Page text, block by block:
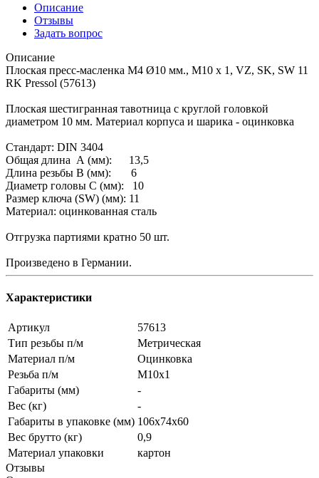
Описание
Отзывы
Задать вопрос
Описание
Плоская пресс-масленка М4 Ø10 мм., M10 x 1, VZ, SK, SW 11
RK Pressol (57613)
Плоская шестигранная тавотница с круглой головкой
диаметром 10 мм. Материал корпуса и шарика - оцинковка
Стандарт: DIN 3404
Общая длина А (мм): 13,5
Длина резьбы В (мм): 6
Диаметр головы С (мм): 10
Размер ключа (SW) (мм): 11
Материал: оцинкованная сталь
Отгрузка партиями кратно 50 шт.
Произведено в Германии.
Характеристики
Артикул
57613
Тип резьбы п/м
Метрическая
Материал п/м
Оцинковка
Резьба п/м
M10x1
Габариты (мм)
-
Вес (кг)
-
Габариты в упаковке (мм) 106x74x60
Вес брутто (кг)
0,9
Материал упаковки
картон
Отзывы